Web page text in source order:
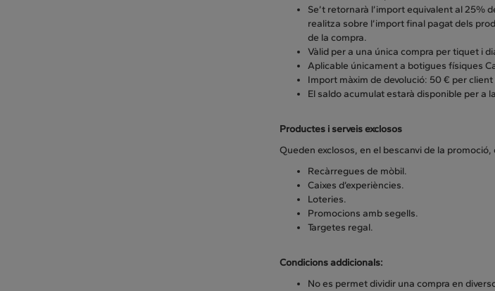
Se’t retornarà l’import equivalent al 25%
realitza sobre l’import final pagat dels
de la compra.
Vàlid per a una única compra per tiquet i
Aplicable únicament a botigues físiques
Import màxim de devolució: 50 € per
El saldo acumulat estarà disponible per a
Productes i serveis exclosos
Queden exclosos, en el bescanvi de la
Recàrregues de mòbil.
Caixes d’experiències.
Loteries.
Promocions amb segells.
Targetes regal.
Condicions addicionals:
No es permet dividir una compra en